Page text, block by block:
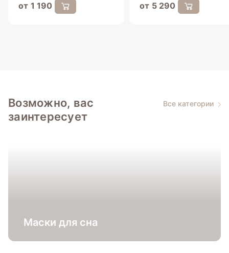
от 1 190 от 5 290
Возможно, вас
заинтересует
Все категории
Маски для сна